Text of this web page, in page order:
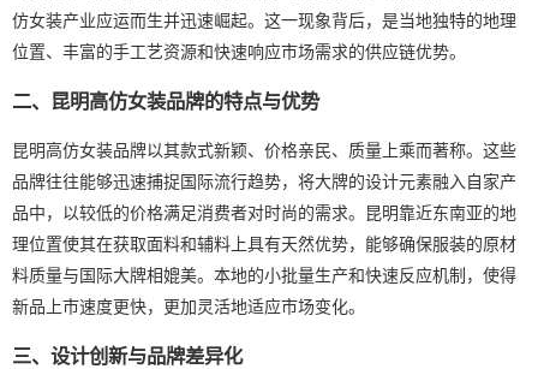
仿女装产业应运而生并迅速崛起。这一现象背后，是当地独特的地理
位置、丰富的手工艺资源和快速响应市场需求的供应链优势。
二、昆明高仿女装品牌的特点与优势
昆明高仿女装品牌以其款式新颖、价格亲民、质量上乘而著称。这些
品牌往往能够迅速捕捉国际流行趋势，将大牌的设计元素融入自家产
品中，以较低的价格满足消费者对时尚的需求。昆明靠近东南亚的地
理位置使其在获取面料和辅料上具有天然优势，能够确保服装的原材
料质量与国际大牌相媲美。本地的小批量生产和快速反应机制，使得
新品上市速度更快，更加灵活地适应市场变化。
三、设计创新与品牌差异化